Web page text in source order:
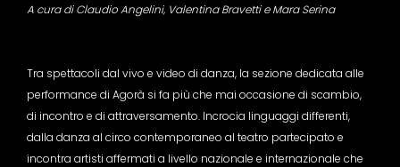
A cura di Claudio Angelini, Valentina Bravetti e Mara Serina
Tra spettacoli dal vivo e video di danza, la sezione dedicata alle
performance di Agorà si fa più che mai occasione di scambio,
di incontro e di attraversamento. Incrocia linguaggi differenti,
dalla danza al circo contemporaneo al teatro partecipato e
incontra artisti affermati a livello nazionale e internazionale che